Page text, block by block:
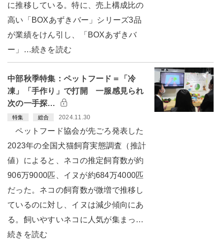
に推移している。特に、売上構成比の
高い「BOXあずきバー」シリーズ3品
が業績をけん引し、「BOXあずきバ
ー」…続きを読む
中部秋季特集：ペットフード＝「冷
凍」「手作り」で打開 一服感見られ
次の一手探…
特集 総合 2024.11.30
ペットフード協会が先ごろ発表した
2023年の全国犬猫飼育実態調査（推計
値）によると、ネコの推定飼育数が約
906万9000匹、イヌが約684万4000匹
だった。ネコの飼育数が微増で推移し
ているのに対し、イヌは減少傾向にあ
る。飼いやすいネコに人気が集まっ…
続きを読む